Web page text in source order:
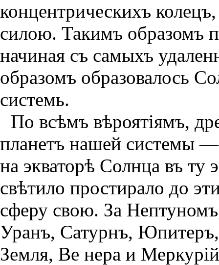
концентрическихъ
силою. Такимъ образомъ
начиная съ самыхъ
образомъ образовалось
системь.
По всѣмъ вѣроятiямъ,
планетъ нашей системы
на экваторѣ Солнца въ ту
свѣтило простирало до
сферу свою. За
Уранъ, Сатурнъ,
Земля, Ве нера и